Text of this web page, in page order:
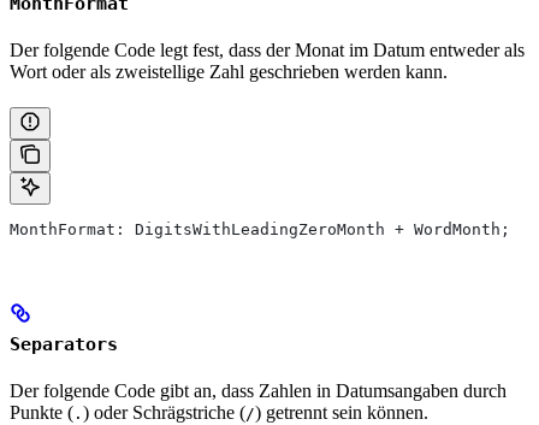
Der folgende Code legt fest, dass der Monat im Datum entweder als
Wort oder als zweistellige Zahl geschrieben werden kann.
MonthFormat: DigitsWithLeadingZeroMonth + WordMonth;
Separators
Der folgende Code gibt an, dass Zahlen in Datumsangaben durch
Punkte ( . ) oder Schrägstriche (/) getrennt sein können.